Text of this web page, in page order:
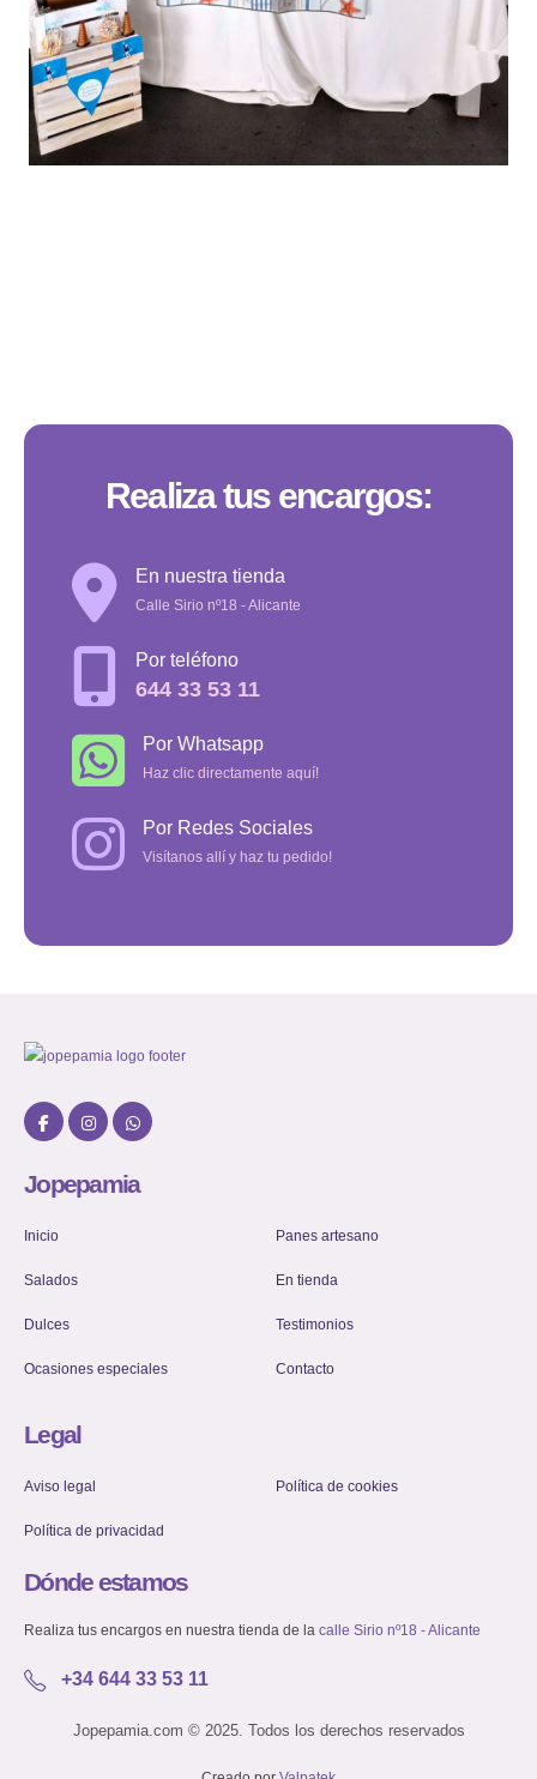
Realiza tus encargos:
En nuestra tienda
Calle Sirio nº18 - Alicante
Por teléfono
644 33 53 11
Por Whatsapp
Haz clic directamente aquí!
Por Redes Sociales
Visítanos allí y haz tu pedido!
Jopepamia
Inicio
Salados
Dulces
Ocasiones especiales
Panes artesano
En tienda
Testimonios
Contacto
Legal
Aviso legal
Política de privacidad
Política de cookies
Dónde estamos
Realiza tus encargos en nuestra tienda de la calle Sirio nº18 - Alicante
+34 644 33 53 11
Jopepamia.com © 2025. Todos los derechos reservados